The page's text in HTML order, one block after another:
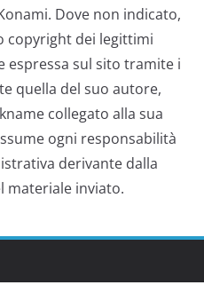
Dove non indicato,
copyright dei legittimi
espressa sul sito tramite i
quella del suo autore,
collegato alla sua
ogni responsabilità
derivante dalla
materiale inviato.